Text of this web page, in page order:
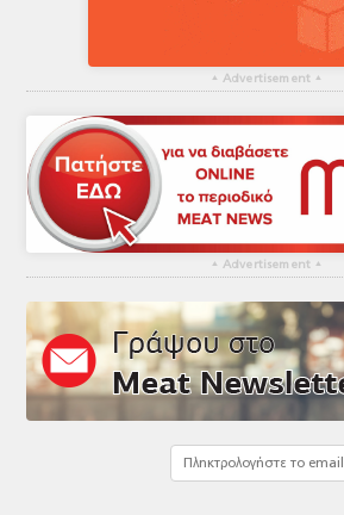
▴ Advertisement ▴
▴ Advertisement ▴